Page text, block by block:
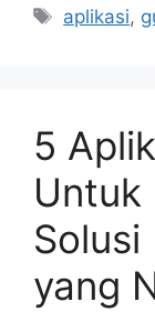
Tags
aplikasi,
5
Untuk
yang